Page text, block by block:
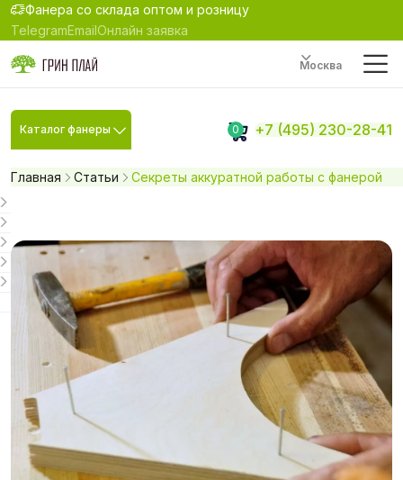
Фанера со склада оптом и розницу
TelegramEmailОнлайн заявка
Москва
Каталог фанеры 0 +7 (495) 230-28-41
Главная Статьи Секреты аккуратной работы с фанерой